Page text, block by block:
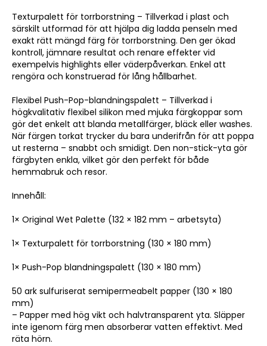
Texturpalett för torrborstning – Tillverkad i plast och
särskilt utformad för att hjälpa dig ladda penseln med
exakt rätt mängd färg för torrborstning. Den ger ökad
kontroll, jämnare resultat och renare effekter vid
exempelvis highlights eller väderpåverkan. Enkel att
rengöra och konstruerad för lång hållbarhet.
Flexibel Push-Pop-blandningspalett – Tillverkad i
högkvalitativ flexibel silikon med mjuka färgkoppar som
gör det enkelt att blanda metallfärger, bläck eller washes.
När färgen torkat trycker du bara underifrån för att poppa
ut resterna – snabbt och smidigt. Den non-stick-yta gör
färgbyten enkla, vilket gör den perfekt för både
hemmabruk och resor.
Innehåll:
1× Original Wet Palette (132 × 182 mm – arbetsyta)
1× Texturpalett för torrborstning (130 × 180 mm)
1× Push-Pop blandningspalett (130 × 180 mm)
50 ark sulfuriserat semipermeabelt papper (130 × 180
mm)
– Papper med hög vikt och halvtransparent yta. Släpper
inte igenom färg men absorberar vatten effektivt. Med
räta hörn.